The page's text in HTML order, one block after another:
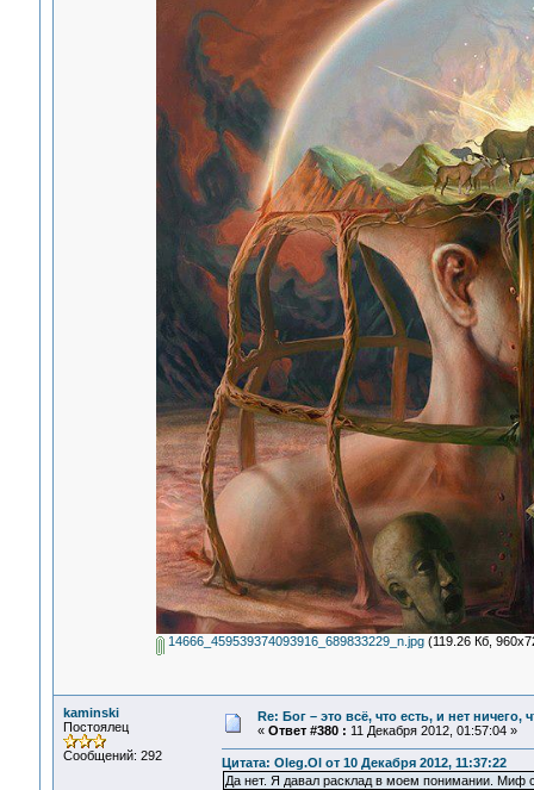
14666_459539374093916_689833229_n.jpg(119.26 Кб,
kaminski
Постоялец
Сообщений: 292
Re: Бог – это всё, что есть, и нет
« Ответ #380 : 11 Декабря 2012, 01:57:04 »
Цитата: Oleg.Ol от 10 Декабря 2012, 11:37:22
Да нет. Я давал расклад в моем понимании. Миф